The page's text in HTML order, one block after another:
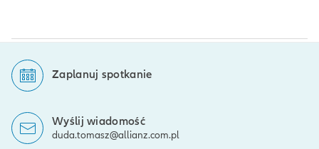
Zaplanuj spotkanie
Wyślij wiadomość
duda.tomasz@allianz.com.pl